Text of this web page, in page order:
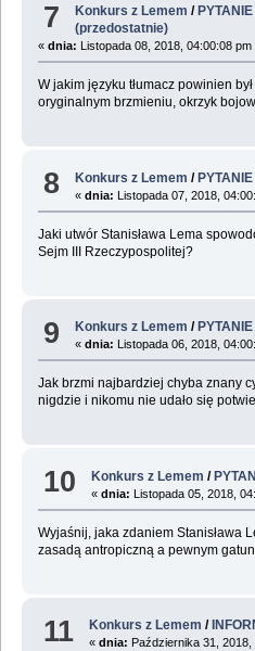
7 Konkurs z Lemem /
(przedostatnie)
« dnia: Listopada 08, 2018, 04:00:08 pm
W jakim języku tłumacz powinien
oryginalnym brzmieniu, okrzyk
8 Konkurs z Lemem /
«dnia: Listopada 07, 2018,
Jaki utwór Stanisława Lema
Sejm III Rzeczypospolitej?
9 Konkurs z Lemem /
«dnia: Listopada 06, 2018,
Jak brzmi najbardziej chyba znany
nigdzie i nikomu nie udało się
10 Konkurs z Lemem /
«dnia: Listopada 05, 2018,
Wyjaśnij, jaka zdaniem Stanisława
zasadą antropiczną a pewnym
11 Konkurs z Lemem /
«dnia: Października 31,